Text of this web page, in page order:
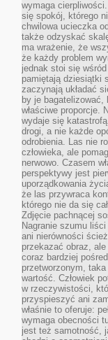
wymaga
się spokój, którego
chwilowa ucieczka
także odzyskać
ma wrażenie, że
że każdy problem
jednak stoi się
pamiętają dziesiątki
zaczynają układać
by je
właściwe proporcje.
wydaje się
drogi, a nie każde
odrobienia. Las nie
człowieka, ale
nerwowo. Czasem
perspektywy jest
uporządkowania
że las przywraca
którego nie da się
Zdjęcie pachnącej
Nagranie szumu
ani nierówności
przekazać obraz,
coraz bardziej
przetworzonym,
wartość. Człowiek
w rzeczywistości,
przyspieszyć ani
właśnie to oferuje:
wymaga obecności
jest też samotność,